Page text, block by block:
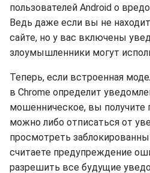
пользователей Android о
Ведь даже если вы не
сайте, но у вас включены
злоумышленники могут
Теперь, если встроенная
в Chrome определит
мошенническое, вы получите
можно либо отписаться от
просмотреть
считаете предупреждение
разрешить все будущие